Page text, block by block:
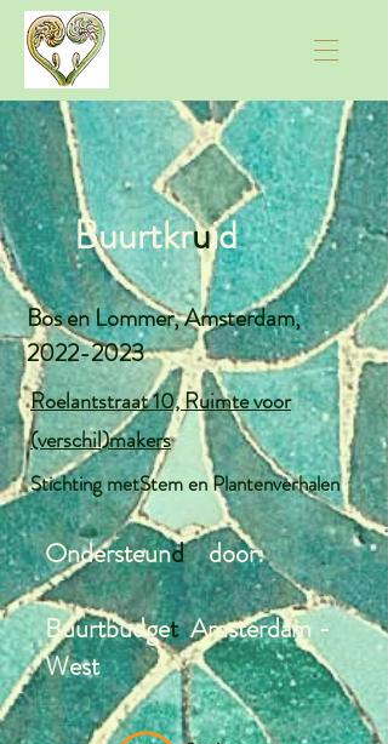
Buurtkruid
Bos en Lommer, Amsterdam,
2022-2023
Roelantstraat 10, Ruimte voor
(verschil)makers
Stichting metStem en Plantenverhalen
Ondersteunddoor:
BuurtbudgetAmsterdam -
West